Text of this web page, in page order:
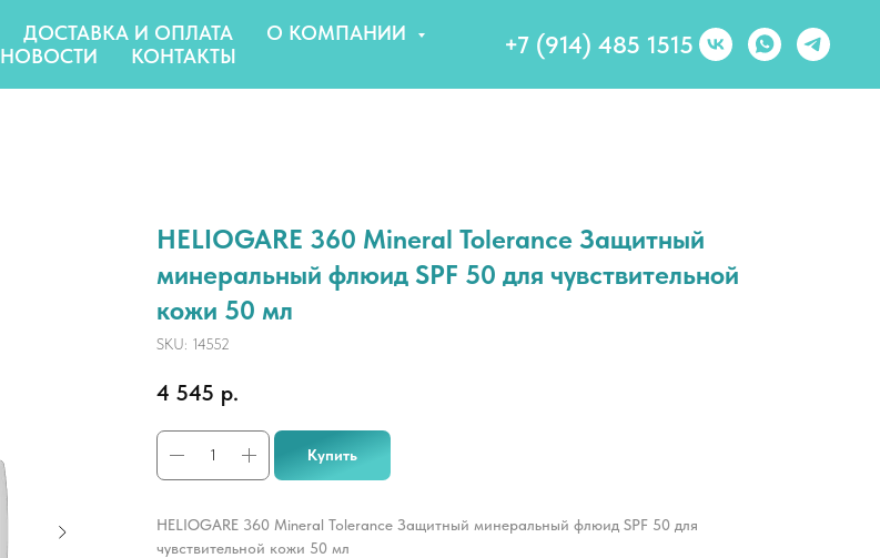
ДОСТАВКА И ОПЛАТА
О КОМПАНИИ
НОВОСТИ
КОНТАКТЫ +7 (914) 485 1515
HELIOGARE 360 Mineral Tolerance Защитный
минеральный флюид SPF 50 для чувствительной
кожи 50 мл
SKU: 14552
4 545 р.
Купить
HELIOGARE 360 Mineral Tolerance Защитный минеральный флюид SPF 50 для
чувствительной кожи 50 мл